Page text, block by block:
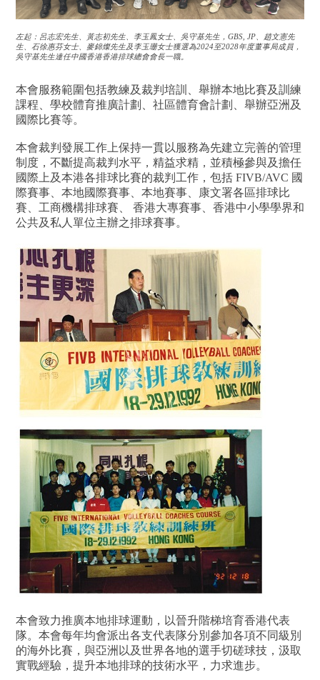
左起：呂志宏先生、黃志初先生、李玉鳳女士、吳守基先生，GBS, JP、趙文憲先
生、石徐惠芬女士、麥錦燦先生及李玉珊女士獲選為2024至2028年度董事局成員，
吳守基先生連任中國香港香港排球總會會長一職。
本會服務範圍包括教練及裁判培訓、舉辦本地比賽及訓練
課程、學校體育推廣計劃、社區體育會計劃、舉辦亞洲及
國際比賽等。
本會裁判發展工作上保持一貫以服務為先建立完善的管理
制度，不斷提高裁判水平，精益求精，並積極參與及擔任
國際上及本港各排球比賽的裁判工作，包括 FIVB/AVC 國
際賽事、本地國際賽事、本地賽事、康文署各區排球比
賽、工商機構排球賽、 香港大專賽事、香港中小學學界和
公共及私人單位主辦之排球賽事。
本會致力推廣本地排球運動，以晉升階梯培育香港代表
隊。本會每年均會派出各支代表隊分別參加各項不同級別
的海外比賽，與亞洲以及世界各地的選手切磋球技，汲取
實戰經驗，提升本地排球的技術水平，力求進步。